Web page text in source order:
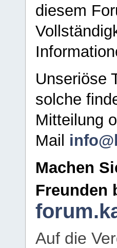
diesem
Unseriöse
solche
Mitteilung
Mail
Machen
Freunden
Auf die